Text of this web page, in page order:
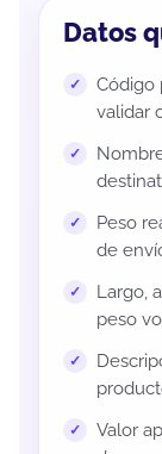
Datos
Código
validar
Peso
de
Largo,
peso
Valor